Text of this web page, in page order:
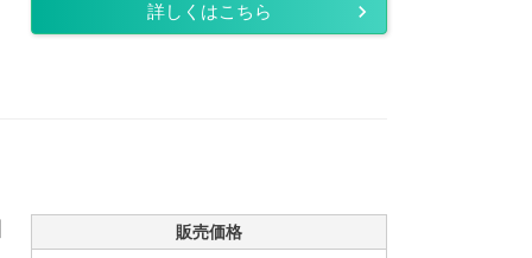
詳しくはこちら
販売価格